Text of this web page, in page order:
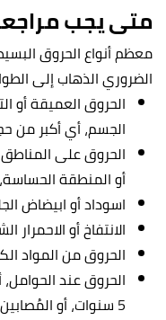
متى يجب
معظم أنواع الحروق
الضروري الذهاب إلى
الحروق العميقة
الجسم، أي أكبر من
الحروق على
أو المنطقة
اسوداد أو ابيضاض
الانتفاخ أو
الحروق من المواد
الحروق عند
5 سنوات، أو المُصابين بأمراض مزمنة، أو ضعف المناعة.